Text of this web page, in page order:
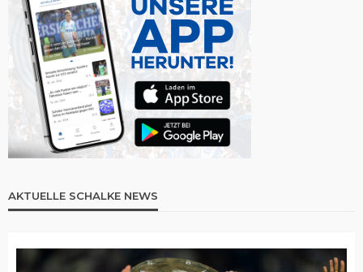
AKTUELLE SCHALKE NEWS